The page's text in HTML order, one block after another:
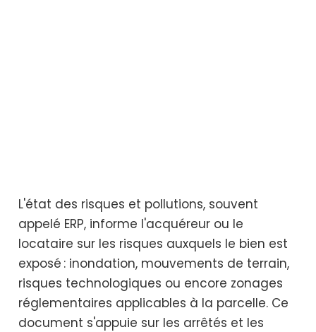
L'état des risques et pollutions, souvent
appelé ERP, informe l'acquéreur ou le
locataire sur les risques auxquels le bien est
exposé : inondation, mouvements de terrain,
risques technologiques ou encore zonages
réglementaires applicables à la parcelle. Ce
document s'appuie sur les arrêtés et les